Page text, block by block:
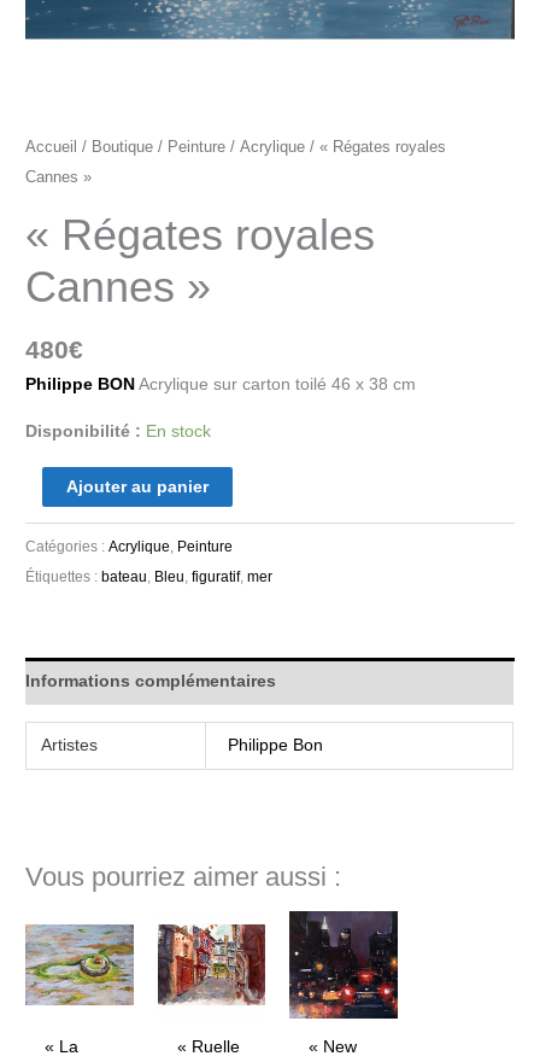
Accueil / Boutique / Peinture /Acrylique / « Régates royales
Cannes »
« Régates royales
Cannes »
480€
Philippe BON Acrylique sur carton toilé 46 x 38 cm
Disponibilité : En stock
Ajouter au panier
Catégories :Acrylique Peinture
Étiquettes :bateau Bleu ,figuratif,mer
Informations complémentaires
Artistes Philippe Bon
Vous pourriez aimer aussi :
« La
« Ruelle
« New